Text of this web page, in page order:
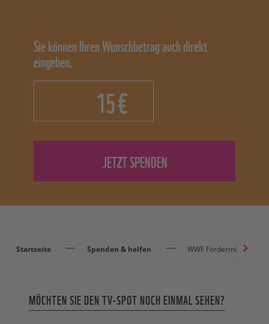
Sie können Ihren Wunschbetrag auch direkt
eingeben.
€
Startseite Spenden & helfen WWF Fördermitglied
MÖCHTEN SIE DEN TV-SPOT NOCH EINMAL SEHEN?